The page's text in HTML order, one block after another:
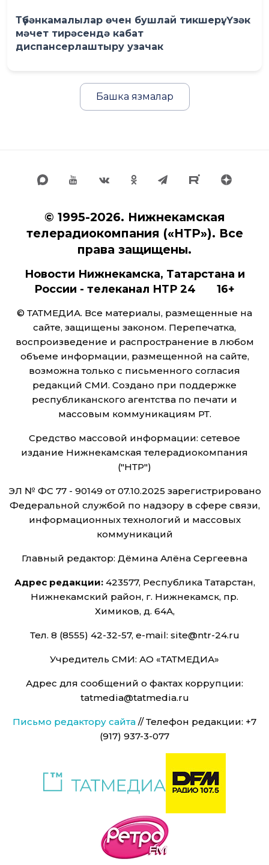
Түбәнкамалылар өчен бушлай тикшерү: Үзәк
мәчет тирәсендә кабат
диспансерлаштыру узачак
Башка язмалар
© 1995-2026. Нижнекамская
телерадиокомпания («НТР»). Все
права защищены.
Новости Нижнекамска, Татарстана и
России - телеканал НТР 24 16+
© ТАТМЕДИА. Все материалы, размещенные на
сайте, защищены законом. Перепечатка,
воспроизведение и распространение в любом
объеме информации, размещенной на сайте,
возможна только с письменного согласия
редакций СМИ. Создано при поддержке
республиканского агентства по печати и
массовым коммуникациям РТ.
Средство массовой информации: сетевое
издание Нижнекамская телерадиокомпания
("НТР")
ЭЛ № ФС 77 - 90149 от 07.10.2025 зарегистрировано
Федеральной службой по надзору в сфере связи,
информационных технологий и массовых
коммуникаций
Главный редактор: Дёмина Алёна Сергеевна
Адрес редакции:423577, Республика Татарстан,
Нижнекамский район, г. Нижнекамск, пр.
Химиков, д. 64А,
Тел. 8 (8555) 42-32-57, e-mail: site@ntr-24.ru
Учредитель СМИ: АО «ТАТМЕДИА»
Адрес для сообщений о фактах коррупции:
tatmedia@tatmedia.ru
Письмо редактору сайта // Телефон редакции: +7
(917) 937-3-077